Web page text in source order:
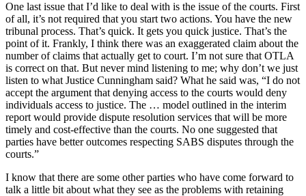
One last issue that I’d like to deal with is the issue of the courts. First
of all, it’s not required that you start two actions. You have the new
tribunal process. That’s quick. It gets you quick justice. That’s the
point of it. Frankly, I think there was an exaggerated claim about the
number of claims that actually get to court. I’m not sure that OTLA
is correct on that. But never mind listening to me; why don’t we just
listen to what Justice Cunningham said? What he said was, “I do not
accept the argument that denying access to the courts would deny
individuals access to justice. The … model outlined in the interim
report would provide dispute resolution services that will be more
timely and cost-effective than the courts. No one suggested that
parties have better outcomes respecting SABS disputes through the
courts.”
I know that there are some other parties who have come forward to
talk a little bit about what they see as the problems with retaining